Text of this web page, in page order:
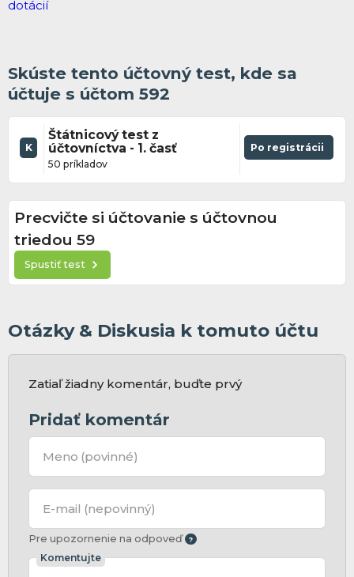
Skúste tento účtovný test, kde sa
účtuje s účtom 592
K
Štátnicový test z
účtovníctva - 1. časť
50 príkladov
Po registrácii
Precvičte si účtovanie s účtovnou
triedou 59
Spustiť test
Otázky & Diskusia k tomuto účtu
Zatiaľ žiadny komentár, buďte prvý
Pridať komentár
Meno (povinné)
E-mail (nepovinný)
Pre upozornenie na odpoveď
Komentujte